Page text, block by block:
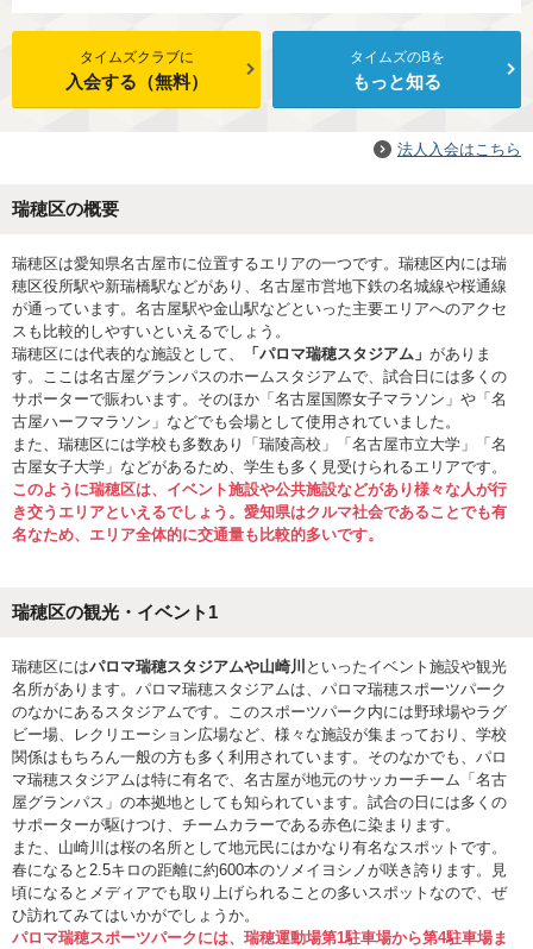
タイムズクラブに
入会する（無料）
タイムズのBを
もっと知る
法人入会はこちら
瑞穂区の概要
瑞穂区は愛知県名古屋市に位置するエリアの一つです。瑞穂区内には瑞
穂区役所駅や新瑞橋駅などがあり、名古屋市営地下鉄の名城線や桜通線
が通っています。名古屋駅や金山駅などといった主要エリアへのアクセ
スも比較的しやすいといえるでしょう。
瑞穂区には代表的な施設として、
「パロマ瑞穂スタジアム」 がありま
す。ここは名古屋グランパスのホームスタジアムで、試合日には多くの
サポーターで賑わいます。そのほか「名古屋国際女子マラソン」や「名
古屋ハーフマラソン」などでも会場として使用されていました。
また、瑞穂区には学校も多数あり「瑞陵高校」「名古屋市立大学」「名
古屋女子大学」などがあるため、学生も多く見受けられるエリアです。
このように瑞穂区は、イベント施設や公共施設などがあり様々な人が行
き交うエリアといえるでしょう。愛知県はクルマ社会であることでも有
名なため、エリア全体的に交通量も比較的多いです。
瑞穂区の観光・イベント1
瑞穂区にはパロマ瑞穂スタジアムや山崎川 といったイベント施設や観光
名所があります。パロマ瑞穂スタジアムは、パロマ瑞穂スポーツパーク
のなかにあるスタジアムです。このスポーツパーク内には野球場やラグ
ビー場、レクリエーション広場など、様々な施設が集まっており、学校
関係はもちろん一般の方も多く利用されています。そのなかでも、パロ
マ瑞穂スタジアムは特に有名で、名古屋が地元のサッカーチーム「名古
屋グランパス」の本拠地としても知られています。試合の日には多くの
サポーターが駆けつけ、チームカラーである赤色に染まります。
また、山崎川は桜の名所として地元民にはかなり有名なスポットです。
春になると2.5キロの距離に約600本のソメイヨシノが咲き誇ります。見
頃になるとメディアでも取り上げられることの多いスポットなので、ぜ
ひ訪れてみてはいかがでしょうか。
パロマ瑞穂スポーツパークには、瑞穂運動場第1駐車場から第4駐車場ま